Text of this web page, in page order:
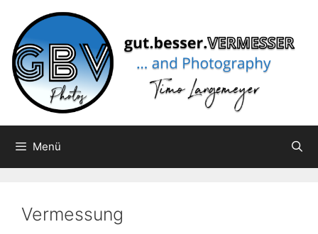
Inhalt
springen
Menü
Vermessung